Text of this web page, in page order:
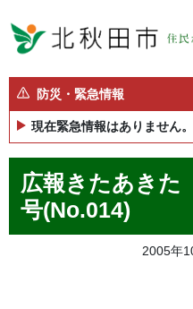
防災・緊急情報
現在緊急情報はありません。
広報きたあき
号(No.014)
2005年